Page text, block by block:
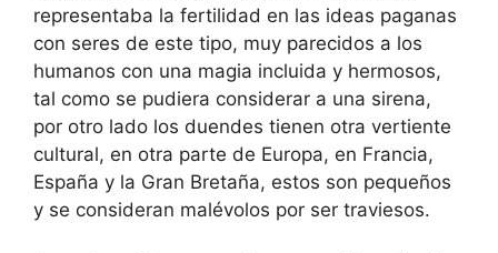
representaba la fertilidad en las ideas paganas
con seres de este tipo, muy parecidos a los
humanos con una magia incluida y hermosos,
tal como se pudiera considerar a una sirena,
por otro lado los duendes tienen otra vertiente
cultural, en otra parte de Europa, en Francia,
España y la Gran Bretaña, estos son pequeños
y se consideran malévolos por ser traviesos.